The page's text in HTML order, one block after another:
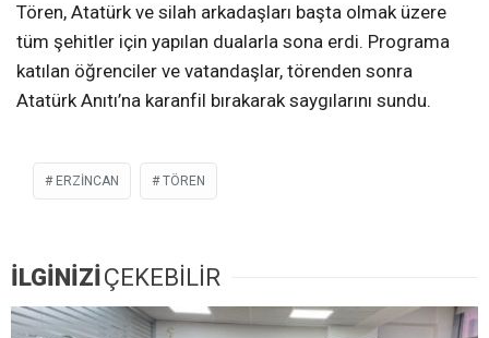
Tören, Atatürk ve silah arkadaşları başta olmak üzere
tüm şehitler için yapılan dualarla sona erdi. Programa
katılan öğrenciler ve vatandaşlar, törenden sonra
Atatürk Anıtı’na karanfil bırakarak saygılarını sundu.
ERZINCAN TÖREN
İLGİNİZİÇEKEBİLİR